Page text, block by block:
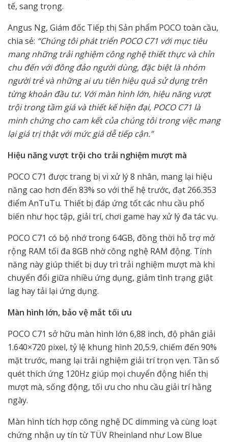
tế, sang trọng.
Angus Ng, Giám đốc Tiếp thị Sản phẩm POCO toàn cầu,
chia sẻ: “Chúng tôi phát triển POCO C71 với mục tiêu
mang những trải nghiệm công nghệ thiết thực và chỉn
chu đến với đông đảo người dùng, đặc biệt là nhóm
người trẻ và những ai ưu tiên hiệu quả sử dụng trên
từng khoản đầu tư. Với màn hình lớn, hiệu năng vượt
trội trong tầm giá và thiết kế hiện đại, POCO C71 là
minh chứng cho cam kết của chúng tôi trong việc mang
lại giá trị thật với mức giá dễ tiếp cận.”
Hiệu năng vượt trội cho trải nghiệm mượt mà
POCO C71 được trang bị vi xử lý 8 nhân, mang lại hiệu
năng cao hơn đến 83% so với thế hệ trước, đạt 266.353
điểm AnTuTu. Thiết bị đáp ứng tốt các nhu cầu phổ
biến như học tập, giải trí, chơi game hay xử lý đa tác vụ.
POCO C71 có bộ nhớ trong 64GB, đồng thời hỗ trợ mở
rộng RAM tối đa 8GB nhờ công nghệ RAM động. Tính
năng này giúp thiết bị duy trì trải nghiệm mượt mà khi
chuyển đổi giữa nhiều ứng dụng, giảm tình trạng giật
lag hay tải lại ứng dụng.
Màn hình lớn, bảo vệ mắt tối ưu
POCO C71 sở hữu màn hình lớn 6,88 inch, độ phân giải
1.640×720 pixel, tỷ lệ khung hình 20,5:9, chiếm đến 90%
mặt trước, mang lại trải nghiệm giải trí trọn vẹn. Tần số
quét thích ứng 120Hz giúp mọi chuyển động hiển thị
mượt mà, sống động, tối ưu cho nhu cầu giải trí hằng
ngày.
Màn hình tích hợp công nghệ DC dimming và cùng loạt
chứng nhận uy tín từ TÜV Rheinland như Low Blue